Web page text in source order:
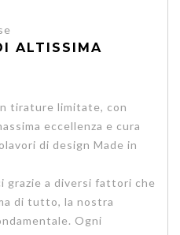
ALTISSIMA
tirature limitate, con
eccellenza e cura
di design Made in
a diversi fattori che
di tutto, la nostra
Ogni